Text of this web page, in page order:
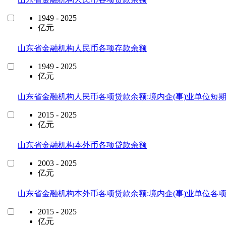
1949 - 2025
亿元
山东省金融机构人民币各项存款余额
1949 - 2025
亿元
山东省金融机构人民币各项贷款余额:境内企(事)业单位短
2015 - 2025
亿元
山东省金融机构本外币各项贷款余额
2003 - 2025
亿元
山东省金融机构本外币各项贷款余额:境内企(事)业单位各
2015 - 2025
亿元